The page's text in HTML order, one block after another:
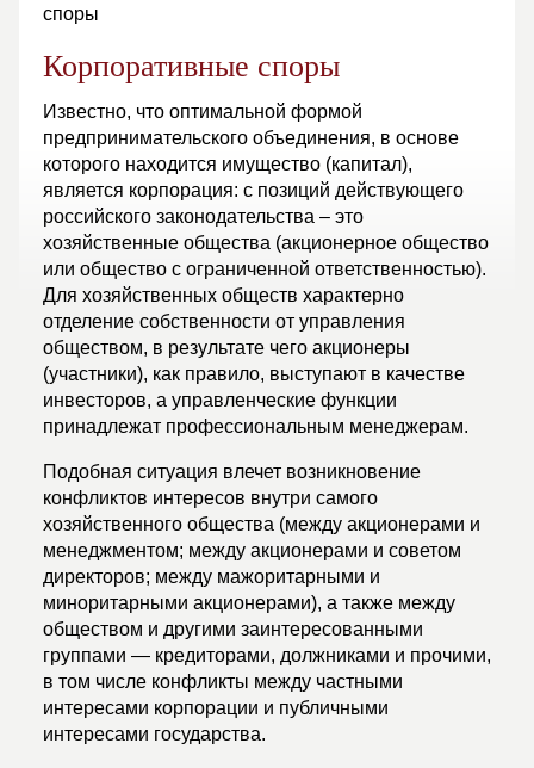
споры
Корпоративные споры
Известно, что оптимальной формой
предпринимательского объединения, в основе
которого находится имущество (капитал),
является корпорация: с позиций действующего
российского законодательства – это
хозяйственные общества (акционерное общество
или общество с ограниченной ответственностью).
Для хозяйственных обществ характерно
отделение собственности от управления
обществом, в результате чего акционеры
(участники), как правило, выступают в качестве
инвесторов, а управленческие функции
принадлежат профессиональным менеджерам.
Подобная ситуация влечет возникновение
конфликтов интересов внутри самого
хозяйственного общества (между акционерами и
менеджментом; между акционерами и советом
директоров; между мажоритарными и
миноритарными акционерами), а также между
обществом и другими заинтересованными
группами — кредиторами, должниками и прочими,
в том числе конфликты между частными
интересами корпорации и публичными
интересами государства.